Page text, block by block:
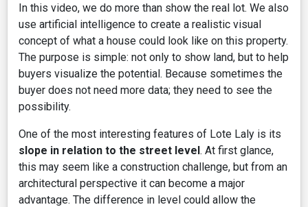
In this video, we do more than show the real lot. We also
use artificial intelligence to create a realistic visual
concept of what a house could look like on this property.
The purpose is simple: not only to show land, but to help
buyers visualize the potential. Because sometimes the
buyer does not need more data; they need to see the
possibility.
One of the most interesting features of Lote Laly is its
slope in relation to the street level. At first glance,
this may seem like a construction challenge, but from an
architectural perspective it can become a major
advantage. The difference in level could allow the